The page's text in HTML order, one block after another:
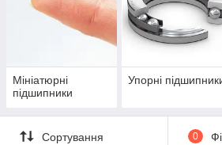
Мініатюрні
підшипники
Упорні
Сортування 0